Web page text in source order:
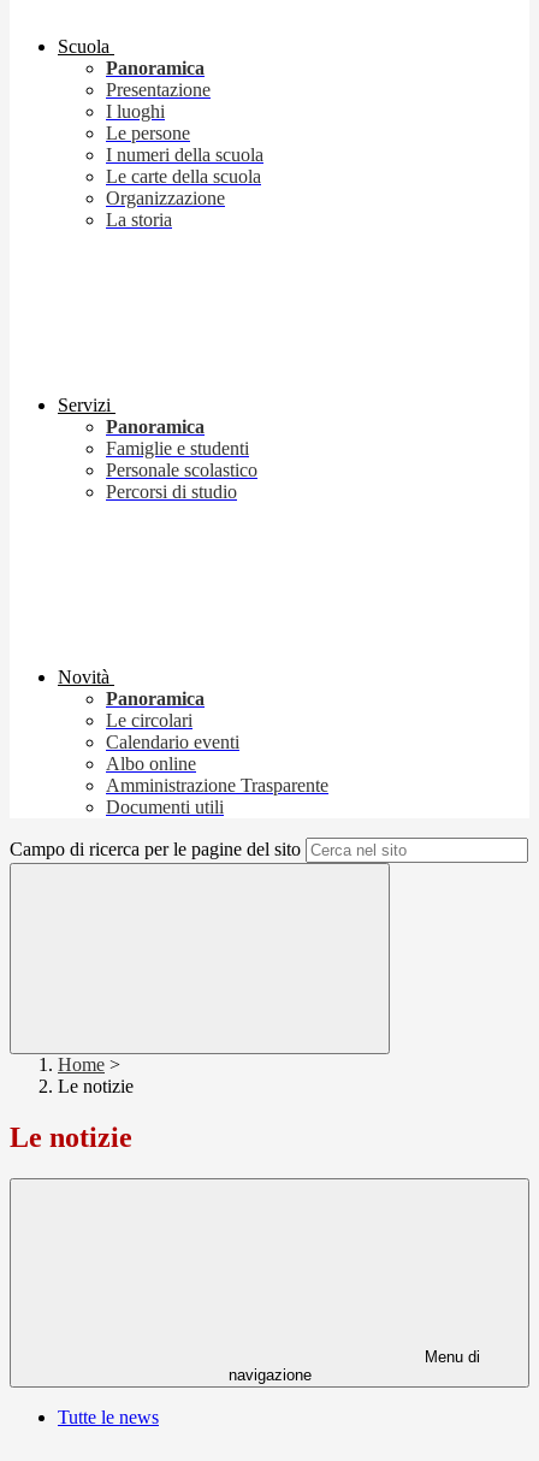
Scuola
Panoramica
Presentazione
I luoghi
Le persone
I numeri della scuola
Le carte della scuola
Organizzazione
La storia
Servizi
Panoramica
Famiglie e studenti
Personale scolastico
Percorsi di studio
Novità
Panoramica
Le circolari
Calendario eventi
Albo online
Amministrazione Trasparente
Documenti utili
Campo di ricerca per le pagine del sito
Home >
Le notizie
Le notizie
Menu di
navigazione
Tutte le news